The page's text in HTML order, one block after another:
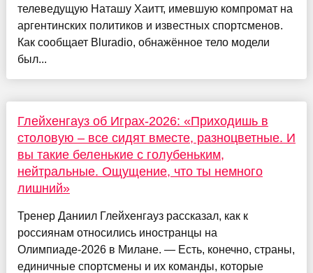
телеведущую Наташу Хаитт, имевшую компромат на
аргентинских политиков и известных спортсменов.
Как сообщает Bluradio, обнажённое тело модели
был...
Глейхенгауз об Играх-2026: «Приходишь в
столовую – все сидят вместе, разноцветные. И
вы такие беленькие с голубеньким,
нейтральные. Ощущение, что ты немного
лишний»
Тренер Даниил Глейхенгауз рассказал, как к
россиянам относились иностранцы на
Олимпиаде-2026 в Милане. — Есть, конечно, страны,
единичные спортсмены и их команды, которые